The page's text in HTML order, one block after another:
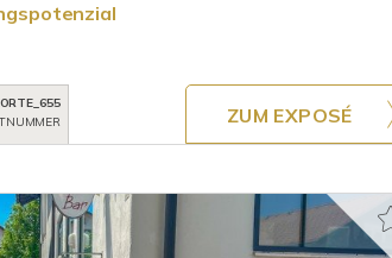
ZUM EXPOSÉ